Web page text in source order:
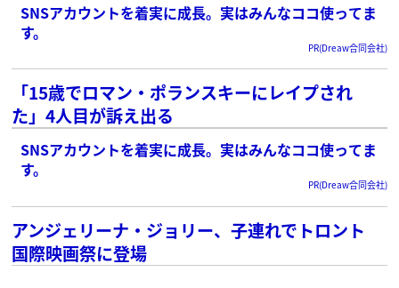
SNSアカウントを着実に成長。実はみんなココ使ってま
す。
PR(Dreaw合同会社)
「15歳でロマン・ポランスキーにレイプされ
た」4人目が訴え出る
SNSアカウントを着実に成長。実はみんなココ使ってま
す。
PR(Dreaw合同会社)
アンジェリーナ・ジョリー、子連れでトロント
国際映画祭に登場